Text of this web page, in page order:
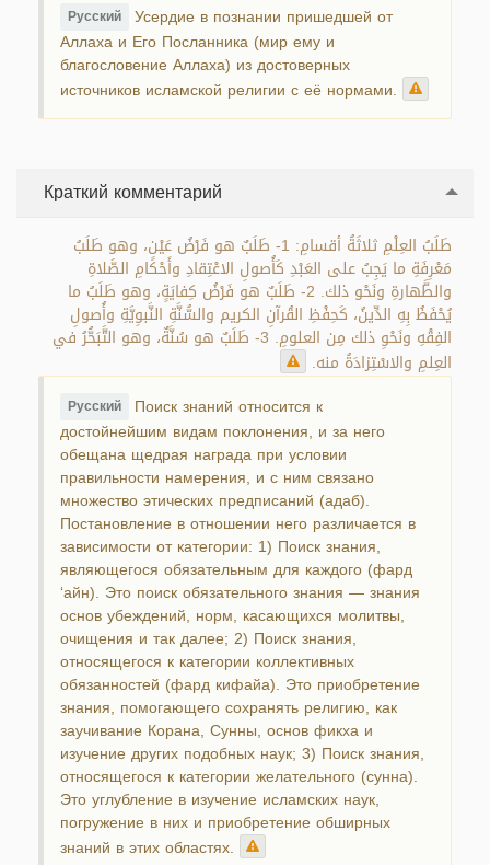
Русский Усердие в познании пришедшей от
Аллаха и Его Посланника (мир ему и
благословение Аллаха) из достоверных
источников исламской религии с её нормами.
Краткий комментарий
طَلَبُ العِلْمِ ثلاثَةُ أقسامِ: 1- طَلَبٌ هو فَرْضُ عَيْنٍ، وهو طَلَبُ
مَعْرِفَةِ ما يَجِبُ على العَبْدِ كَأُصولِ الاعْتِقادِ وأَحْكامِ الصَّلاةِ
والطَّهارةِ ونَحْو ذلك. 2- طَلَبٌ هو فَرْضُ كِفايَةٍ، وهو طَلَبُ ما
يُحْفَظُ بِهِ الدِّينُ، كَحِفْظِ القُرآنِ الكريم والسُّنَّةِ النَّبوِيَّةِ وأُصولِ
الفِقْهِ ونَحْوِ ذلك مِن العلومِ. 3- طَلَبٌ هو سُنَّةٌ، وهو التَّبَحُّرُ في
العِلمِ والاسْتِزادَةُ منه.
Русский Поиск знаний относится к
достойнейшим видам поклонения, и за него
обещана щедрая награда при условии
правильности намерения, и с ним связано
множество этических предписаний (адаб).
Постановление в отношении него различается в
зависимости от категории: 1) Поиск знания,
являющегося обязательным для каждого (фард
‘айн). Это поиск обязательного знания — знания
основ убеждений, норм, касающихся молитвы,
очищения и так далее; 2) Поиск знания,
относящегося к категории коллективных
обязанностей (фард кифайа). Это приобретение
знания, помогающего сохранять религию, как
заучивание Корана, Сунны, основ фикха и
изучение других подобных наук; 3) Поиск знания,
относящегося к категории желательного (сунна).
Это углубление в изучение исламских наук,
погружение в них и приобретение обширных
знаний в этих областях.